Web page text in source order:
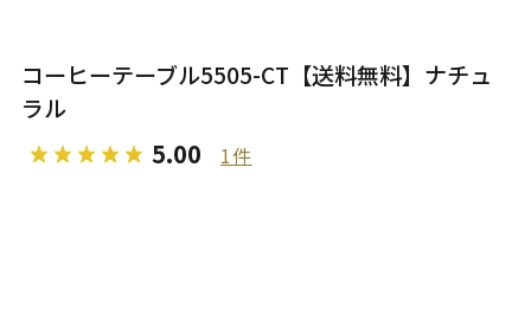
コーヒーテーブル5505-CT【送料無料】ナチュ
ラル
5.00 1件